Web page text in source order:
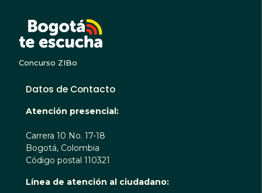
Concurso ZIBo
Datos de Contacto
Atención presencial:
Carrera 10 No. 17-18
Bogotá, Colombia
Código postal 110321
Línea de atención al ciudadano: